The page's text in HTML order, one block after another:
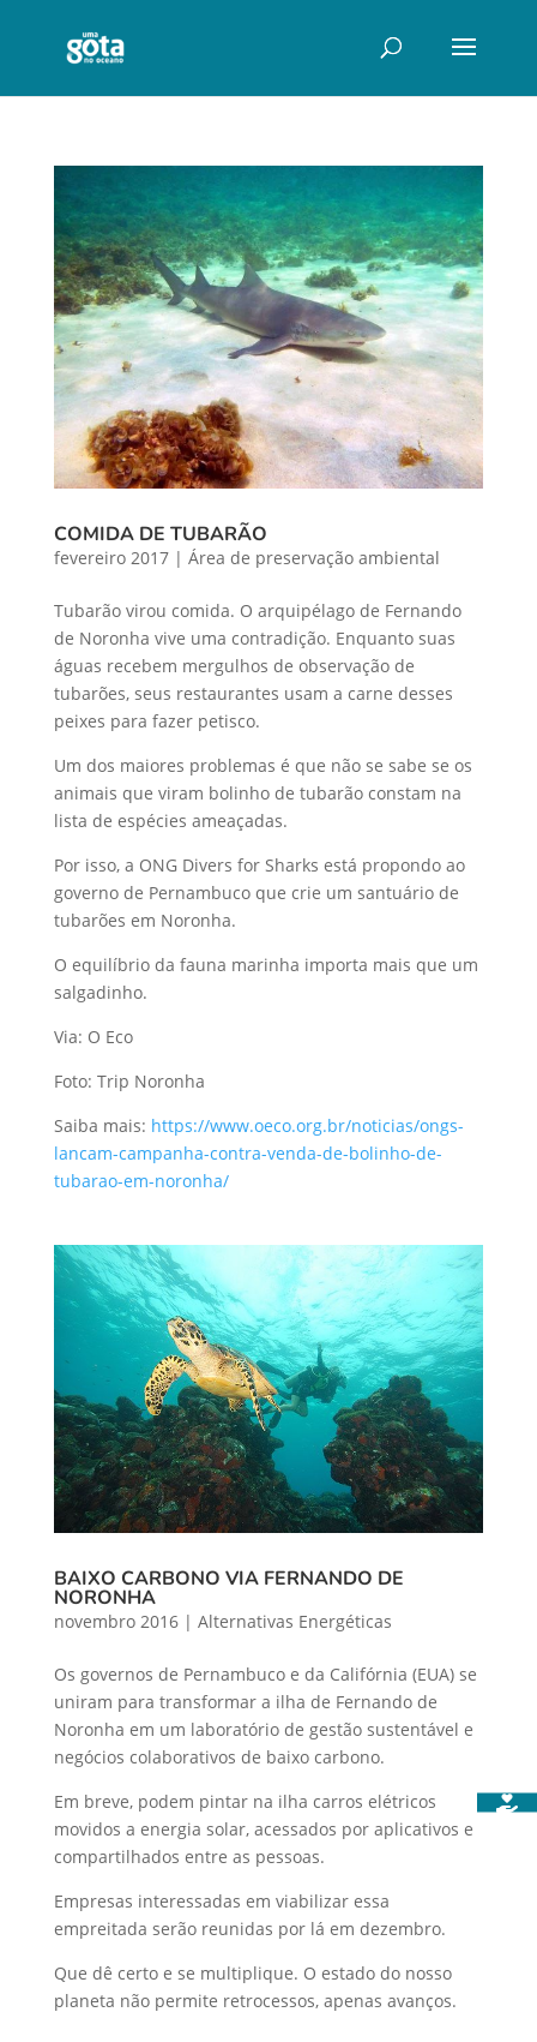
COMIDA DE TUBARÃO
fevereiro 2017| Área de preservação ambiental
Tubarão virou comida. O arquipélago de Fernando
de Noronha vive uma contradição. Enquanto suas
águas recebem mergulhos de observação de
tubarões, seus restaurantes usam a carne desses
peixes para fazer petisco.
Um dos maiores problemas é que não se sabe se os
animais que viram bolinho de tubarão constam na
lista de espécies ameaçadas.
Por isso, a ONG Divers for Sharks está propondo ao
governo de Pernambuco que crie um santuário de
tubarões em Noronha.
O equilíbrio da fauna marinha importa mais que um
salgadinho.
Via: O Eco
Foto: Trip Noronha
Saiba mais: https://www.oeco.org.br/noticias/ongs-
lancam-campanha-contra-venda-de-bolinho-de-
tubarao-em-noronha/
BAIXO CARBONO VIA FERNANDO DE
NORONHA
novembro 2016| Alternativas Energéticas
Os governos de Pernambuco e da Califórnia (EUA) se
uniram para transformar a ilha de Fernando de
Noronha em um laboratório de gestão sustentável e
negócios colaborativos de baixo carbono.
Em breve, podem pintar na ilha carros elétricos
movidos a energia solar, acessados por aplicativos e
compartilhados entre as pessoas.
Empresas interessadas em viabilizar essa
empreitada serão reunidas por lá em dezembro.
Que dê certo e se multiplique. O estado do nosso
planeta não permite retrocessos, apenas avanços.